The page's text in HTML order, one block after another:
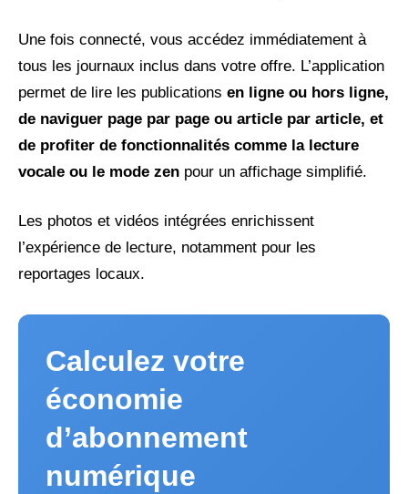
Une fois connecté, vous accédez immédiatement à
tous les journaux inclus dans votre offre. L’application
permet de lire les publications en ligne ou hors ligne,
de naviguer page par page ou article par article, et
de profiter de fonctionnalités comme la lecture
vocale ou le mode zen pour un affichage simplifié.
Les photos et vidéos intégrées enrichissent
l’expérience de lecture, notamment pour les
reportages locaux.
Calculez votre
économie
d’abonnement
numérique